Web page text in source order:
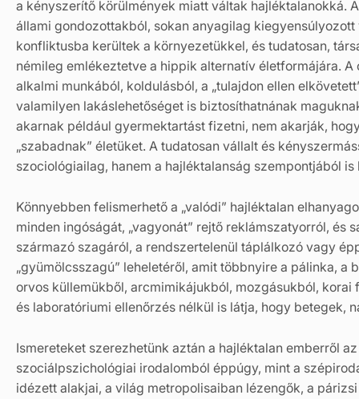
a kényszerítő körülmények miatt váltak hajléktalanokká.
állami gondozottakból, sokan anyagilag
konfliktusba kerültek a környezetükkel, és tudatosan,
némileg emlékeztetve a hippik alternatív életformájára.
alkalmi munkából, koldulásból, a „tulajdon ellen
valamilyen lakáslehetőséget is biztosíthatnának
akarnak például gyermektartást fizetni, nem akarják,
„szabadnak” életüket. A tudatosan vállalt és
szociológiailag, hanem a hajléktalanság szempontjából
Könnyebben felismerhető a „valódi” hajléktalan
minden ingóságát, „vagyonát” rejtő reklámszatyorról, és
származó szagáról, a rendszertelenül táplálkozó vagy
„gyümölcsszagú” leheletéről, amit többnyire a pálinka, a
orvos küllemükből, arcmimikájukból, mozgásukból,
és laboratóriumi ellenőrzés nélkül is látja, hogy betegek,
Ismereteket szerezhetünk aztán a hajléktalan emberről
szociálpszichológiai irodalomból éppúgy, mint a
idézett alakjai, a világ metropolisaiban lézengők, a